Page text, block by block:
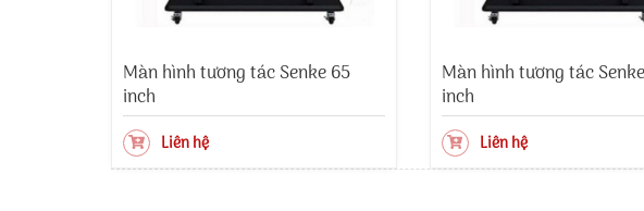
Màn hình tương tác Senke 65
inch
Liên hệ
Màn hình tương tác
inch
Liên hệ